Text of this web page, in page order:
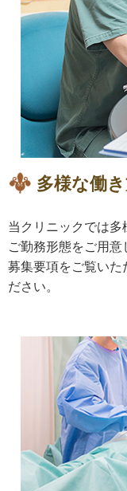
多様な働
当クリニックでは
ご勤務形態をご用意
募集要項をご覧いた
ださい。